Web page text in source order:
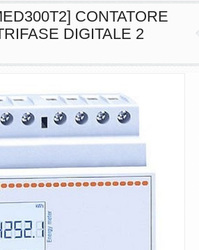
CONTATORE
DIGITALE 2